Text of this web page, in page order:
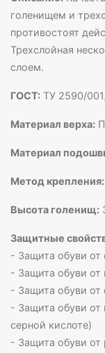
голенищем и
противостоят
Трехслойная
слоем.
ГОСТ: ТУ 2590/
Материал верха:
Материал
Метод крепления:
Высота голенищ:
Защитные
- Защита обуви от
- Защита обуви от
- Защита обуви от
- Защита обуви от
серной кислоте)
- Защита обуви от